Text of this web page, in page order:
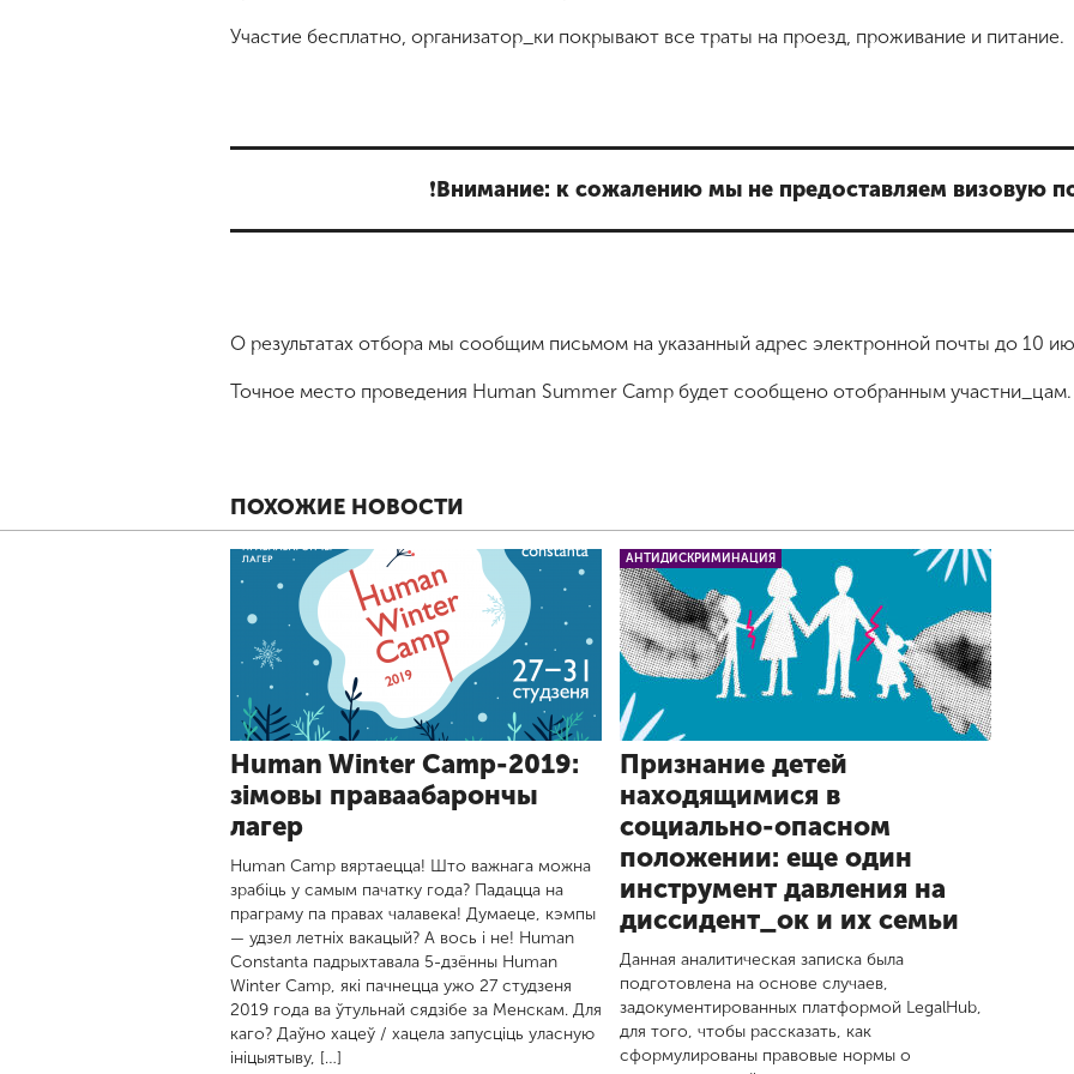
Участие бесплатно, организатор_ки покрывают все траты на проезд, проживание и питание.
❗️Внимание: к сожалению мы не предоставляем визовую
О результатах отбора мы сообщим письмом на указанный адрес электронной почты до 10
Точное место проведения Human Summer Camp будет сообщено отобранным участни_цам.
ПОХОЖИЕ НОВОСТИ
Human Winter Camp-2019:
зімовы праваабарончы
лагер
Human Camp вяртаецца! Што важнага можна
зрабіць у самым пачатку года? Падацца на
праграму па правах чалавека! Думаеце, кэмпы
— удзел летніх вакацый? А вось і не! Human
Constanta падрыхтавала 5-дзённы Human
Winter Camp, які пачнецца ужо 27 студзеня
2019 года ва ўтульнай сядзібе за Менскам. Для
каго? Даўно хацеў / хацела запусціць уласную
ініцыятыву, […]
АНТИДИСКРИМИНАЦИЯ
Признание детей
находящимися в
социально-опасном
положении: еще один
инструмент давления на
диссидент_ок и их семьи
Данная аналитическая записка была
подготовлена на основе случаев,
задокументированных платформой LegalHub,
для того, чтобы рассказать, как
сформулированы правовые нормы о